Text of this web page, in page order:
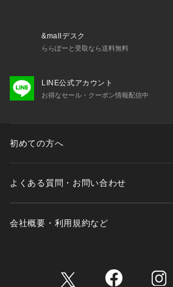
&mallデスク
ららぽーと受取なら送料無料
LINE公式アカウント
お得なセール・クーポン情報配信中
初めての方へ
よくある質問・お問い合わせ
会社概要・利用規約など